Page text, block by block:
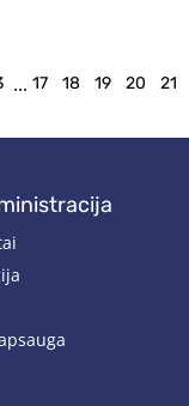
... 17 18 19 20 21